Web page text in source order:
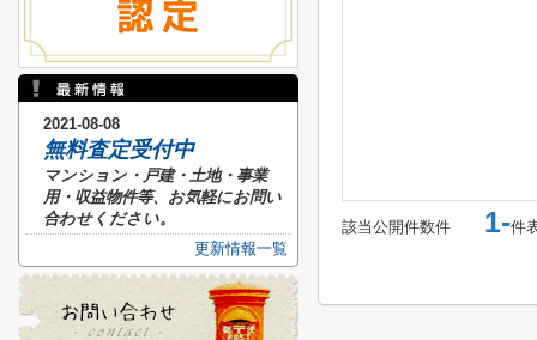
該当公開件数件 1-件
2021-08-08
無料査定受付中
マンション・戸建・土地・事業
用・収益物件等、お気軽にお問い
合わせください。
更新情報一覧